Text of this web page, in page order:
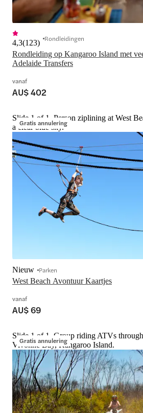
Rondleiding op Kangaroo Island met
Adelaide Transfers
4,3(123) Rondleidingen
vanaf
AU$ 402
Gratis annulering
Slide 1 of 1, Person ziplining at West
a clear blue sky.
West Beach Avontuur Kaartjes
Nieuw Parken
vanaf
AU$ 69
Gratis annulering
Slide 1 of 1, Group riding ATVs
Vivonne Bay, Kangaroo Island.